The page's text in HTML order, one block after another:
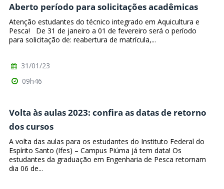
Aberto período para solicitações acadêmicas
Atenção estudantes do técnico integrado em Aquicultura e
Pesca! De 31 de janeiro a 01 de fevereiro será o período
para solicitação de: reabertura de matrícula,...
31/01/23
09h46
Volta às aulas 2023: confira as datas de retorno
dos cursos
A volta das aulas para os estudantes do Instituto Federal do
Espírito Santo (Ifes) – Campus Piúma já tem data! Os
estudantes da graduação em Engenharia de Pesca retornam
dia 06 de...